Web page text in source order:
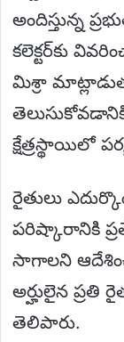
అందిస్తున్న
కలెక్టర్‌కు
మిశ్రా
క్షేత్రస్థాయిలో
రైతులు
పరిష్కారానికి
సాగాలని
అర్హులైన ప్రతి
తెలిపారు.